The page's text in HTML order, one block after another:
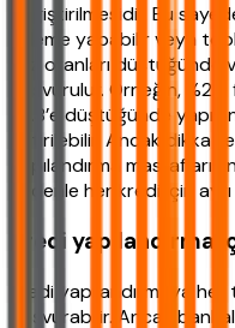
değiştirilmesidir. Bu
ödeme yapabilir veya
faiz oranları
başvurulur. Örneğin,
%1.8’e düştüğünde
getirilebilir. Ancak dikkat
yapılandırma
nedenle her kredi için
Kredi
Kredi yapılandırmaya
başvurabilir. Ancak